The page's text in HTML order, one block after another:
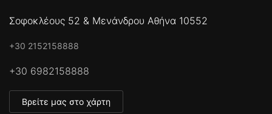
Σοφοκλέους 52 & Μενάνδρου Αθήνα 10552
+30 2152158888
+30 6982158888
Βρείτε μας στο χάρτη